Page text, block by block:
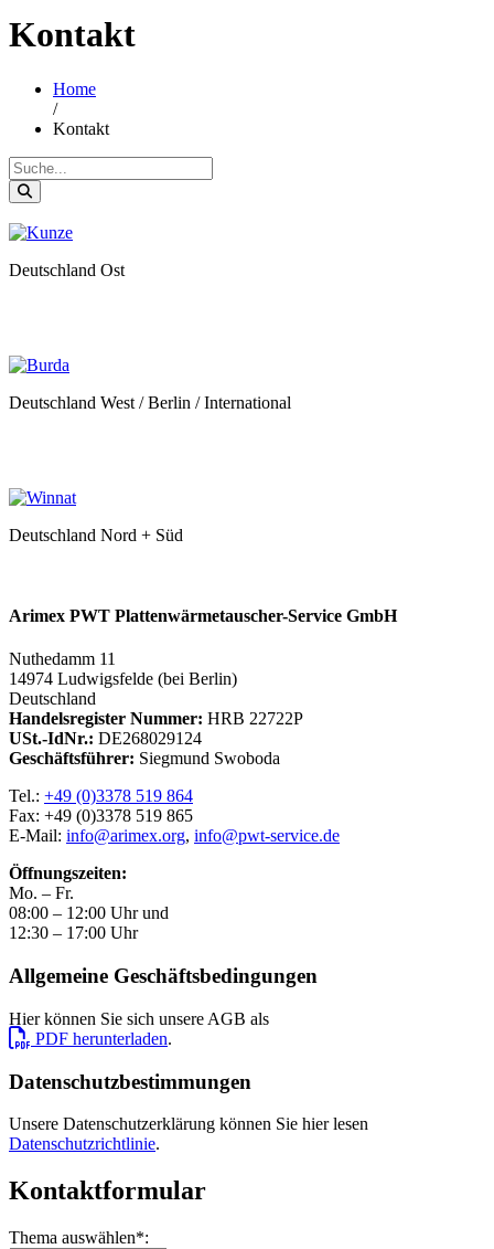
Kontakt
Home
/
Kontakt
Deutschland Ost
Deutschland West / Berlin / International
Deutschland Nord + Süd
Arimex PWT Plattenwärmetauscher-Service GmbH
Nuthedamm 11
14974 Ludwigsfelde (bei Berlin)
Deutschland
Handelsregister Nummer: HRB 22722P
USt.-IdNr.: DE268029124
Geschäftsführer: Siegmund Swoboda
Tel.: +49 (0)3378 519 864
Fax: +49 (0)3378 519 865
E-Mail: info@arimex.org, info@pwt-service.de
Öffnungszeiten:
Mo. – Fr.
08:00 – 12:00 Uhr und
12:30 – 17:00 Uhr
Allgemeine Geschäftsbedingungen
Hier können Sie sich unsere AGB als
PDF herunterladen.
Datenschutzbestimmungen
Unsere Datenschutzerklärung können Sie hier lesen
Datenschutzrichtlinie.
Kontaktformular
Thema auswählen*: